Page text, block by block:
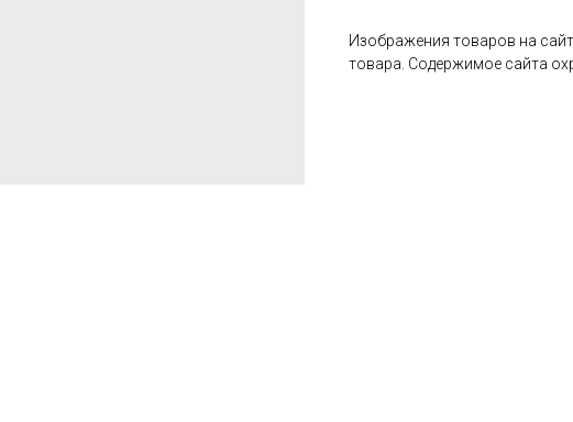
Изображения товаров на
товара. Содержимое сайта